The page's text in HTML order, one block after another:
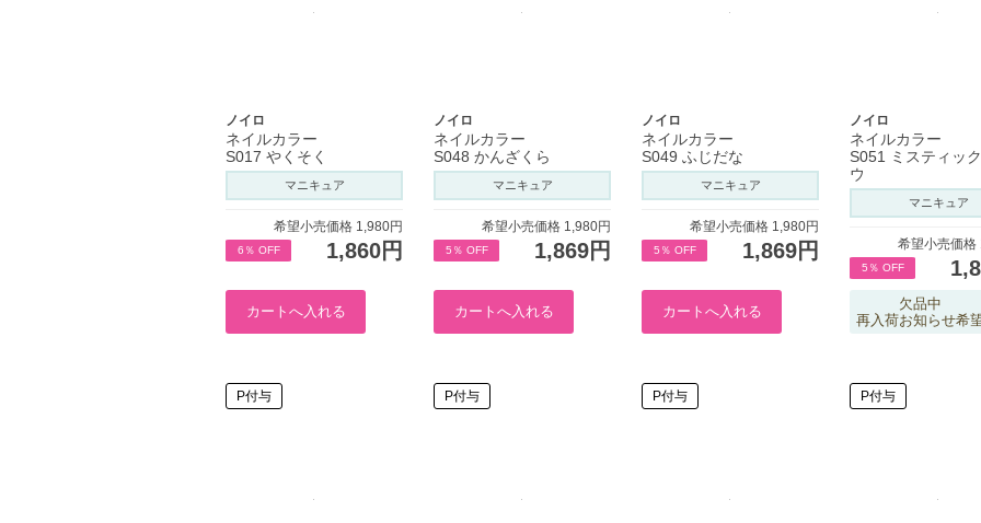
ノイロ
ネイルカラー
S017 やくそく
マニキュア
希望小売価格 1,980円
6％ OFF 1,860円
ノイロ
ネイルカラー
S048 かんざくら
マニキュア
希望小売価格 1,980円
5％ OFF 1,869円
ノイロ
ネイルカラー
S049 ふじだな
マニキュア
希望小売価格 1,980円
5％ OFF 1,869円
ノイロ
ネイルカラー
S051 ミスティッ
ウ
マニキュア
希望小売価格
5％ OFF
欠品中
再入荷お知らせ希
P付与 P付与 P付与 P付与